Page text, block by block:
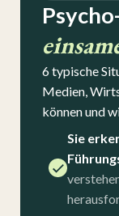
6 typische
Medien,
können und
Sie